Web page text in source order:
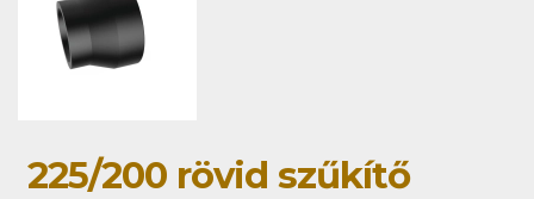
225/200 rövid szűkítő